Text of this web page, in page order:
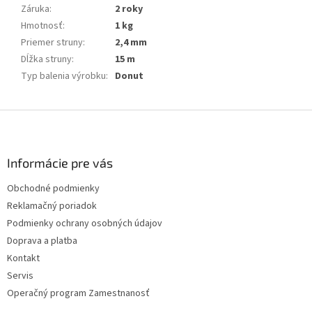
Záruka:
2 roky
Hmotnosť:
1 kg
Priemer struny:
2,4 mm
Dĺžka struny:
15 m
Typ balenia výrobku: Donut
Informácie pre vás
Obchodné podmienky
Reklamačný poriadok
Podmienky ochrany osobných údajov
Doprava a platba
Kontakt
Servis
Operačný program Zamestnanosť